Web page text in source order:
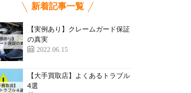
新着記事一覧
【実例あり】クレームガード保証
の真実
2022.06.15
【大手買取店】よくあるトラブル
4選